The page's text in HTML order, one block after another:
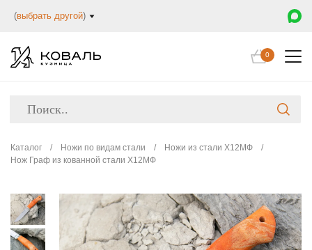
(выбрать другой)
0
Каталог / Ножи по видам стали / Ножи из стали Х12МФ
/
Нож Граф из кованной стали Х12МФ